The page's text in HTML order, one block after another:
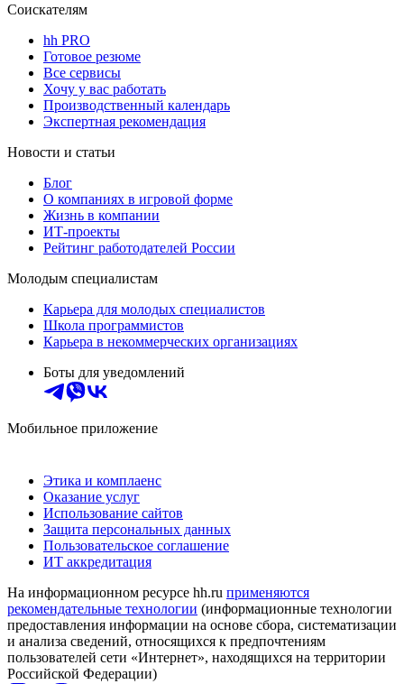
Соискателям
hh PRO
Готовое резюме
Все сервисы
Хочу у вас работать
Производственный календарь
Экспертная рекомендация
Новости и статьи
Блог
О компаниях в игровой форме
Жизнь в компании
ИТ-проекты
Рейтинг работодателей России
Молодым специалистам
Карьера для молодых специалистов
Школа программистов
Карьера в некоммерческих организациях
Боты для уведомлений
Мобильное приложение
Этика и комплаенс
Оказание услуг
Использование сайтов
Защита персональных данных
Пользовательское соглашение
ИТ аккредитация
На информационном ресурсе hh.ru применяются
рекомендательные технологии (информационные технологии
предоставления информации на основе сбора, систематизации
и анализа сведений, относящихся к предпочтениям
пользователей сети «Интернет», находящихся на территории
Российской Федерации)